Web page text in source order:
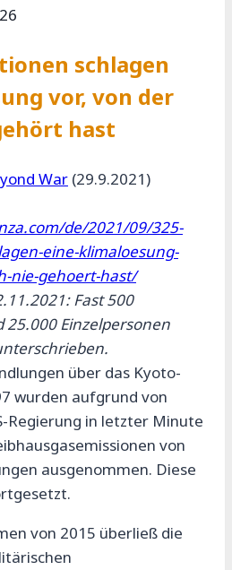
schlagen
vor, von der
hast
War (29.9.2021)
de/2021/09/325-
eine-klimaloesung-
nie-gehoert-hast/
Fast 500
Einzelpersonen
über das Kyoto-
wurden aufgrund von
Regierung in letzter Minute
von
ausgenommen. Diese
von 2015 überließ die